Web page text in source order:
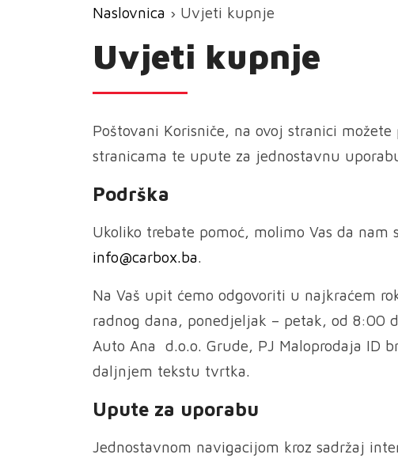
Naslovnica › Uvjeti kupnje
Uvjeti kupnje
Poštovani Korisniče, na ovoj stranici
stranicama te upute za jednostavnu
Podrška
Ukoliko trebate pomoć, molimo Vas da
info@carbox.ba.
Na Vaš upit ćemo odgovoriti u najkraćem
radnog dana, ponedjeljak – petak, od
Auto Ana d.o.o. Grude, PJ Maloprodaja ID
daljnjem tekstu tvrtka.
Upute za uporabu
Jednostavnom navigacijom kroz sadržaj